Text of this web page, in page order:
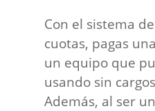
Con el sistema
cuotas, pagas
un equipo que
usando sin
Además, al ser